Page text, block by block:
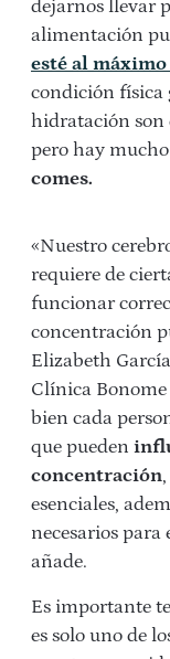
dejarnos llevar
alimentación
esté al
condición física
hidratación son
pero hay
comes.
«Nuestro
requiere de
funcionar
concentración
Elizabeth
Clínica Bonome
bien cada
que pueden
concentración
esenciales,
necesarios
añade.
Es importante
es solo uno de